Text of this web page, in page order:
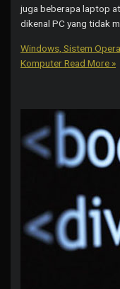
juga beberapa laptop
dikenal PC yang tidak
Windows, Sistem
KomputerRead More »